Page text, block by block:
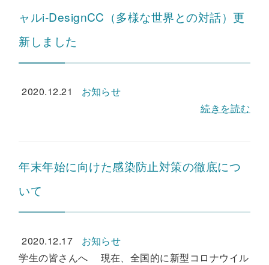
ャルi-DesignCC（多様な世界との対話）更
新しました
2020.12.21
お知らせ
続きを読む
年末年始に向けた感染防止対策の徹底につ
いて
2020.12.17
お知らせ
学生の皆さんへ 現在、全国的に新型コロナウイル